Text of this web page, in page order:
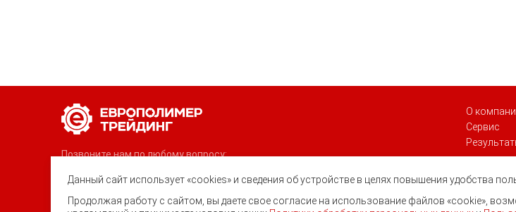
Позвоните нам по любому вопросу:
8 (800) 222-40-61
Ростов-на-Дону, ул. Вавилова, 59
О
Сервис
Данный сайт использует «cookies» и сведения об устройстве в целях повышения удобства
Продолжая работу с сайтом, вы даете свое согласие на использование файлов «cookie»,